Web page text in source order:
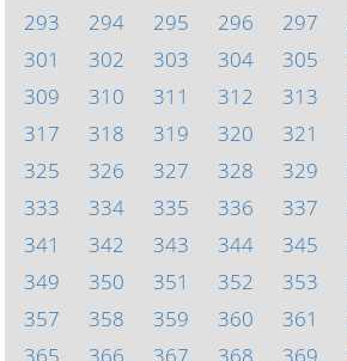
293
294 295 296 297
301
302 303 304 305
309
310 311 312 313
317
318 319 320 321
325
326 327 328 329
333
334 335 336 337
341
342 343 344 345
349
350 351 352 353
357
358 359 360 361